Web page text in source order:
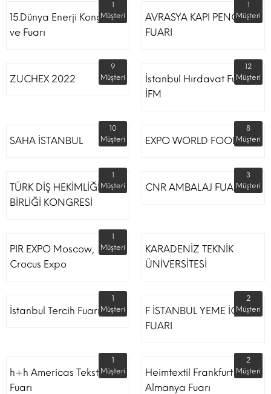
15.Dünya Enerji Kongresi
ve Fuarı
1
Müşteri
AVRASYA KAPI PENCERE
FUARI
1
Müşteri
ZUCHEX 2022
9
Müşteri
İstanbul Hırdavat Fuarı
İFM
12
Müşteri
SAHA İSTANBUL
10
Müşteri
EXPO WORLD FOOD
8
Müşteri
TÜRK DİŞ HEKİMLİĞİ
BİRLİĞİ KONGRESİ
1
Müşteri
CNR AMBALAJ FUARI
3
Müşteri
PIR EXPO Moscow,
Crocus Expo
1
Müşteri
KARADENİZ TEKNİK
ÜNİVERSİTESİ
İstanbul Tercih Fuarı
1
Müşteri
F İSTANBUL YEME İÇME
FUARI
2
Müşteri
h+h Americas Tekstil
Fuarı
1
Müşteri
Heimtextil Frankfurt
Almanya Fuarı
2
Müşteri